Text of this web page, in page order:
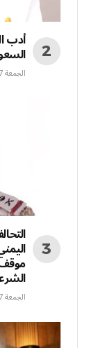
أدب
الجمعة 07 أغسطس 12:48 ص
موقف
الجمعة 07 أغسطس 12:46 ص